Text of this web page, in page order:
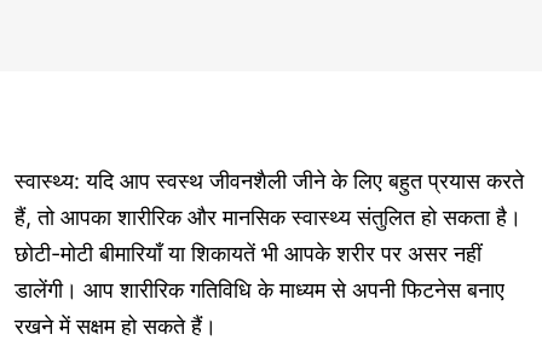
स्वास्थ्य: यदि आप स्वस्थ जीवनशैली जीने के लिए बहुत प्रयास करते
हैं, तो आपका शारीरिक और मानसिक स्वास्थ्य संतुलित हो सकता है।
छोटी-मोटी बीमारियाँ या शिकायतें भी आपके शरीर पर असर नहीं
डालेंगी। आप शारीरिक गतिविधि के माध्यम से अपनी फिटनेस बनाए
रखने में सक्षम हो सकते हैं।